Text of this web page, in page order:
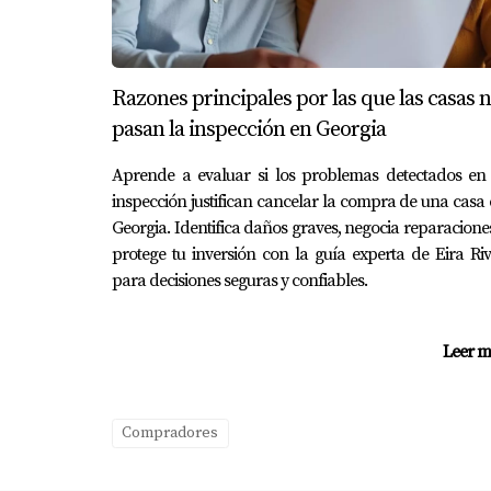
comunidad rodeada de naturaleza donde
disfrutar tanto del trabajo como del tiempo
CONCLUSIÓN
Elegir la mejor comunidad de nueva
ubicación hasta evaluar las comodidades
de Eira Rivas como tu agente inmobiliaria
en dar el primer paso hacia tu nuevo hogar;
Razones principales por las que las casas
pasan la inspección en Georgia
Aprende a evaluar si los problemas detectados
inspección justifican cancelar la compra de una casa
Georgia. Identifica daños graves, negocia
protege tu inversión con la guía experta de Eira
para decisiones seguras y confiables.
Leer
Compradores